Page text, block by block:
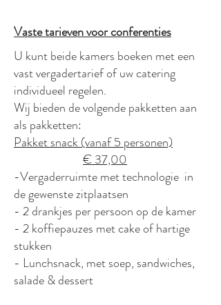
Vaste tarieven voor conferenties
U kunt beide kamers boeken met een
vast vergadertarief of uw catering
individueel regelen.
Wij bieden de volgende pakketten aan
als pakketten:
Pakket snack (vanaf 5 personen)
€ 37,00
-Vergaderruimte met technologie in
de gewenste zitplaatsen
- 2 drankjes per persoon op de kamer
- 2 koffiepauzes met cake of hartige
stukken
- Lunchsnack, met soep, sandwiches,
salade & dessert